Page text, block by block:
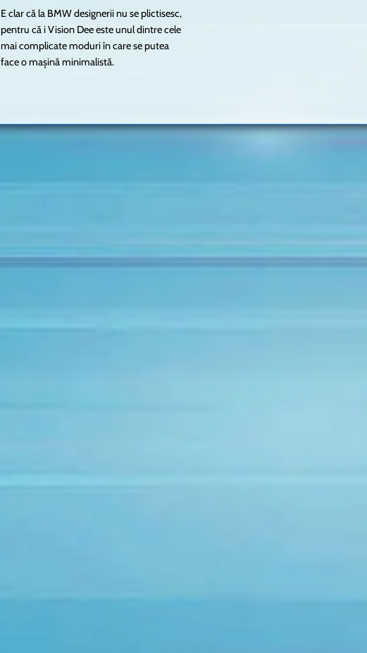
E clar că la BMW designerii nu se plictisesc,
pentru că i Vision Dee este unul dintre cele
mai complicate moduri în care se putea
face o mașină minimalistă.